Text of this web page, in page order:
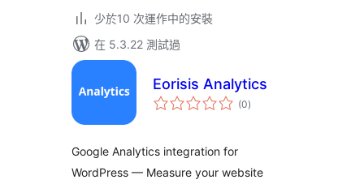
少於10 次運作中的安裝
在 5.3.22 測試過
Eorisis Analytics
(0總
評)
Google Analytics integration for
WordPress — Measure your website